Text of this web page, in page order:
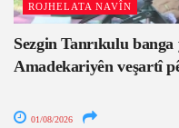
ROJHELATA NAVÎN
Sezgin Tanrıkulu
Amadekariyên veşartî
01/08/2026